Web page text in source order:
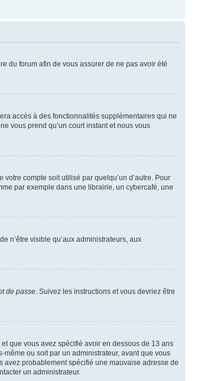
du forum afin de vous assurer de ne pas avoir été
accès à des fonctionnalités supplémentaires qui ne
vous prend qu’un court instant et nous vous
compte soit utilisé par quelqu’un d’autre. Pour
par exemple dans une librairie, un cybercafé, une
n’être visible qu’aux administrateurs, aux
de passe . Suivez les instructions et vous devriez être
que vous avez spécifié avoir en dessous de 13 ans
ou soit par un administrateur, avant que vous
avez probablement spécifié une mauvaise adresse de
un administrateur.